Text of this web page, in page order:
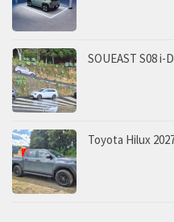
SOUEAST S08
Toyota Hilux